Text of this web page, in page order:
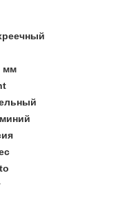
мм